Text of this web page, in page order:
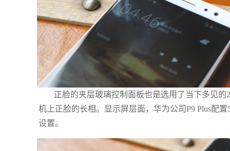
正脸的夹层玻璃控制面板也是选用了当下多见
机上正脸的长相。显示屏层面，华为公司P9 Plus配
设置。